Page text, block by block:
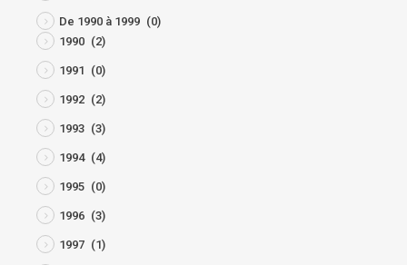
De 1990 à 1999 (0)
1990 (2)
1991 (0)
1992 (2)
1993 (3)
1994 (4)
1995 (0)
1996 (3)
1997 (1)